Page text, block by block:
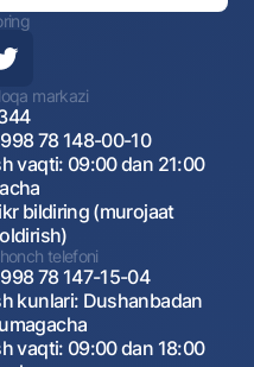
markazi
78 148-00-10
vaqti: 09:00 dan 21:00
bildiring (murojaat
telefoni
78 147-15-04
kunlari: Dushanbadan
vaqti: 09:00 dan 18:00